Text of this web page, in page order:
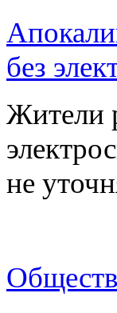
без
Жители
не